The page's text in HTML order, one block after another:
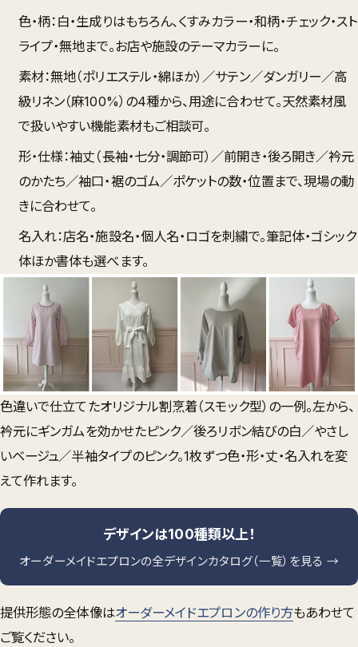
色・柄：白・生成りはもちろん、くすみカラー・和柄・チェック・スト
ライプ・無地まで。お店や施設のテーマカラーに。
素材：無地（ポリエステル・綿ほか）／サテン／ダンガリー／高
級リネン（麻100%）の4種から、用途に合わせて。天然素材風
で扱いやすい機能素材もご相談可。
形・仕様：袖丈（長袖・七分・調節可）／前開き・後ろ開き／衿元
のかたち／袖口・裾のゴム／ポケットの数・位置まで、現場の動
きに合わせて。
名入れ：店名・施設名・個人名・ロゴを刺繍で。筆記体・ゴシック
体ほか書体も選べます。
色違いで仕立てたオリジナル割烹着（スモック型）の一例。左から、
衿元にギンガムを効かせたピンク／後ろリボン結びの白／やさし
いベージュ／半袖タイプのピンク。1枚ずつ色・形・丈・名入れを変
えて作れます。
デザインは100種類以上！
オーダーメイドエプロンの全デザインカタログ（一覧）を見る →
提供形態の全体像はオーダーメイドエプロンの作り方もあわせて
ご覧ください。